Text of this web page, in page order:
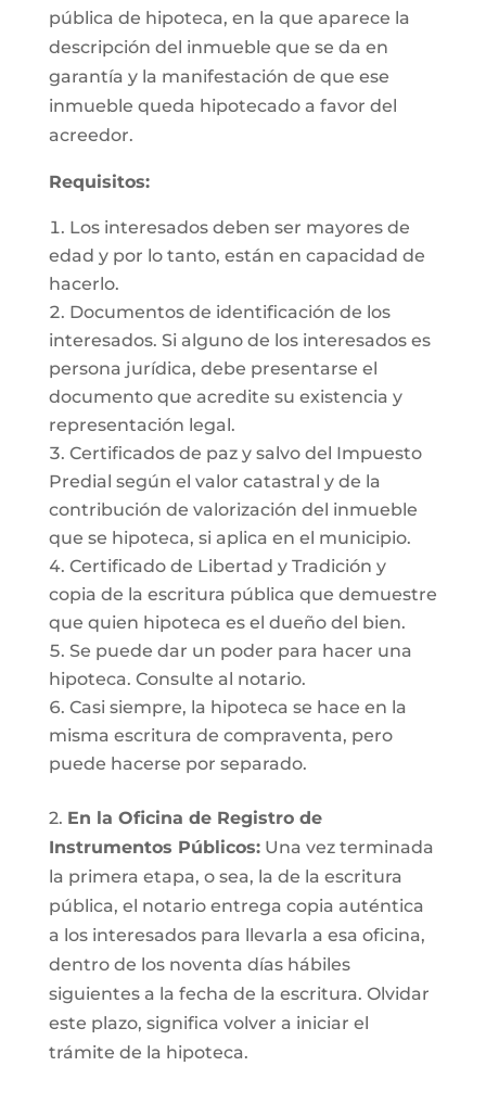
pública de hipoteca, en la que aparece la
descripción del inmueble que se da en
garantía y la manifestación de que ese
inmueble queda hipotecado a favor del
acreedor.
Requisitos:
Los interesados deben ser mayores de
edad y por lo tanto, están en capacidad de
hacerlo.
Documentos de identificación de los
interesados. Si alguno de los interesados es
persona jurídica, debe presentarse el
documento que acredite su existencia y
representación legal.
Certificados de paz y salvo del Impuesto
Predial según el valor catastral y de la
contribución de valorización del inmueble
que se hipoteca, si aplica en el municipio.
Certificado de Libertad y Tradición y
copia de la escritura pública que demuestre
que quien hipoteca es el dueño del bien.
Se puede dar un poder para hacer una
hipoteca. Consulte al notario.
Casi siempre, la hipoteca se hace en la
misma escritura de compraventa, pero
puede hacerse por separado.
2. En la Oficina de Registro de
Instrumentos Públicos:Una vez terminada
la primera etapa, o sea, la de la escritura
pública, el notario entrega copia auténtica
a los interesados para llevarla a esa oficina,
dentro de los noventa días hábiles
siguientes a la fecha de la escritura. Olvidar
este plazo, significa volver a iniciar el
trámite de la hipoteca.